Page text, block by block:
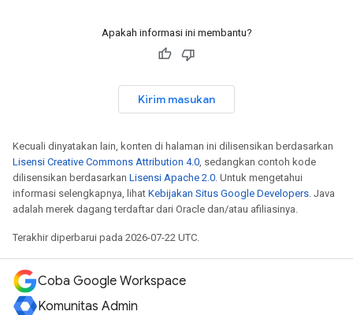
Apakah informasi ini membantu?
Kirim masukan
Kecuali dinyatakan lain, konten di halaman ini dilisensikan berdasarkan
Lisensi Creative Commons Attribution 4.0, sedangkan contoh kode
dilisensikan berdasarkan Lisensi Apache 2.0. Untuk mengetahui
informasi selengkapnya, lihat Kebijakan Situs Google Developers. Java
adalah merek dagang terdaftar dari Oracle dan/atau afiliasinya.
Terakhir diperbarui pada 2026-07-22 UTC.
Coba Google Workspace
Komunitas Admin